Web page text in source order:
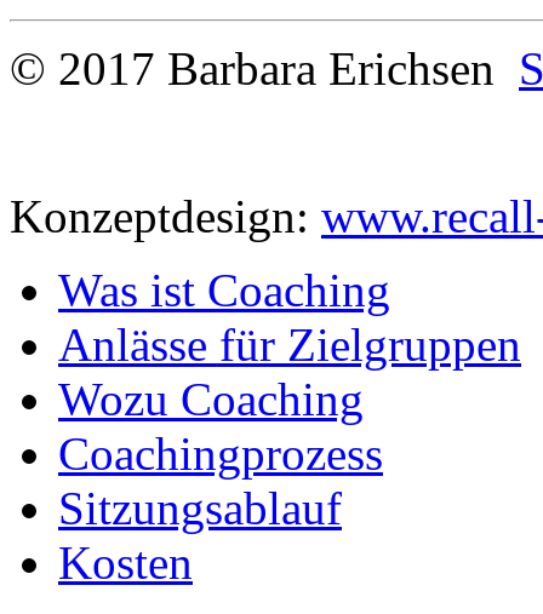
© 2017 Barbara Erichsen
Konzeptdesign:
Was ist Coaching
Anlässe für Zielgruppen
Wozu Coaching
Coachingprozess
Sitzungsablauf
Kosten